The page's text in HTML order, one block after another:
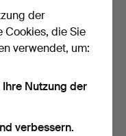
Armlehnstühle im
der
die Sie
verwendet, um:
Nutzung der
verbessern.